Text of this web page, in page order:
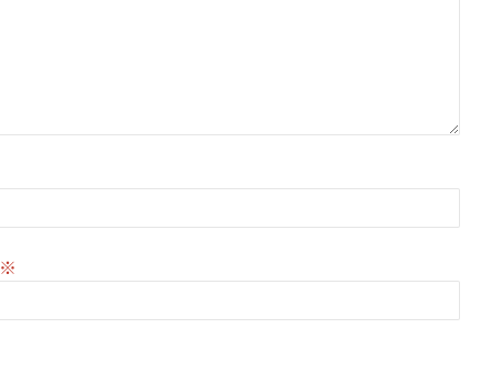
※